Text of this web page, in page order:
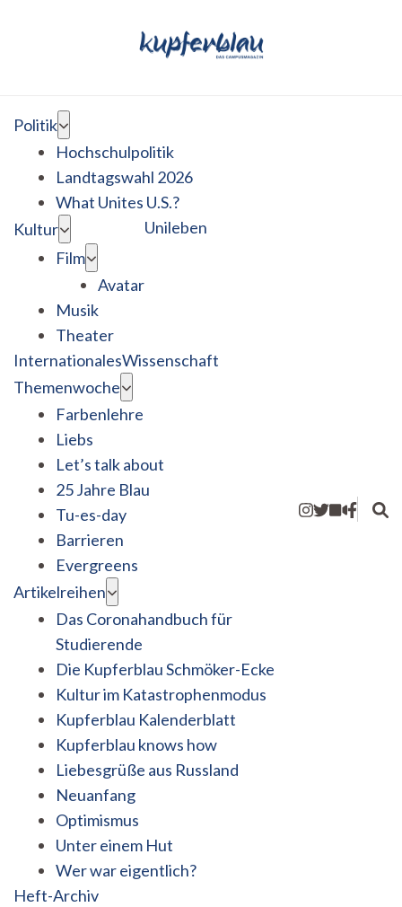
Politik
Hochschulpolitik
Landtagswahl 2026
What Unites U.S.?
Kultur
Film
Avatar
Musik
Theater
Unileben
InternationalesWissenschaft
Themenwoche
Farbenlehre
Liebs
Let’s talk about
25 Jahre Blau
Tu-es-day
Barrieren
Evergreens
Artikelreihen
Das Coronahandbuch für
Studierende
Die Kupferblau Schmöker-Ecke
Kultur im Katastrophenmodus
Kupferblau Kalenderblatt
Kupferblau knows how
Liebesgrüße aus Russland
Neuanfang
Optimismus
Unter einem Hut
Wer war eigentlich?
Heft-Archiv